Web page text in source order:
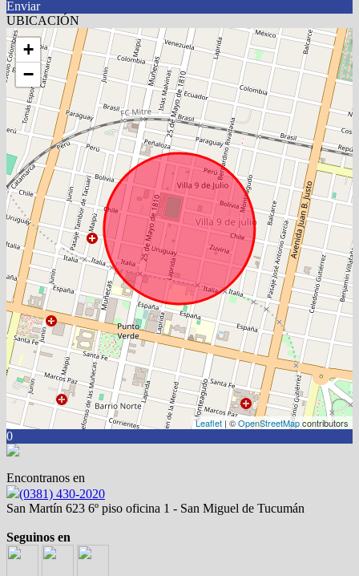
Enviar
UBICACIÓN
+
−
Leaflet | ©OpenStreetMapcontributors
0
Encontranos en
(0381) 430-2020
San Martín 623 6º piso oficina 1 - San Miguel de Tucumán
Seguinos en